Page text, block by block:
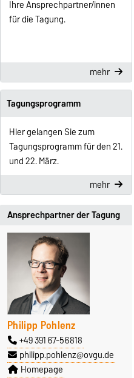
Ihre Ansprechpartner/innen
für die Tagung.
mehr
Tagungsprogramm
Hier gelangen Sie zum
Tagungsprogramm für den 21.
und 22. März.
mehr
Ansprechpartner der Tagung
Philipp Pohlenz
+49 391 67-56818
philipp.pohlenz@ovgu.de
Homepage